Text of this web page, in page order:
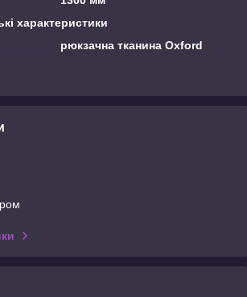
характеристики
рюкзачна тканина Oxford